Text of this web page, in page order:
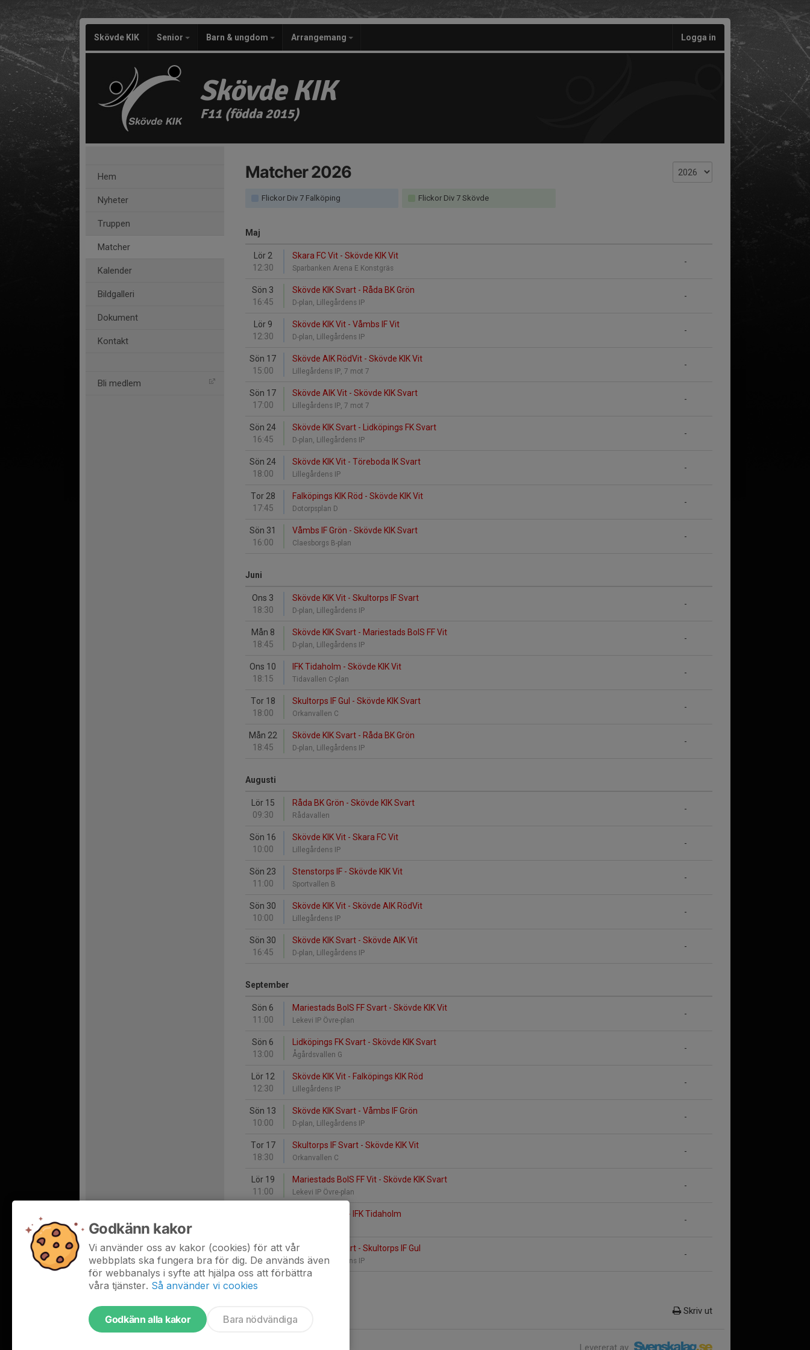
Skövde KIK Senior Barn & ungdom Arrangemang Logga in
Skövde KIK
F11 (födda 2015)
Hem
Nyheter
Truppen
Matcher
Kalender
Bildgalleri
Dokument
Kontakt
Bli medlem
Matcher 2026
Flickor Div 7 Falköping Flickor Div 7 Skövde
Maj
Lör 2
12:30
-
Skara FC Vit - Skövde KIK Vit
Sparbanken Arena E Konstgräs
Sön 3
16:45
-
Skövde KIK Svart - Råda BK Grön
D-plan, Lillegårdens IP
Lör 9
12:30
-
Skövde KIK Vit - Våmbs IF Vit
D-plan, Lillegårdens IP
Sön 17
15:00
-
Skövde AIK RödVit - Skövde KIK Vit
Lillegårdens IP, 7 mot 7
Sön 17
17:00
-
Skövde AIK Vit - Skövde KIK Svart
Lillegårdens IP, 7 mot 7
Sön 24
16:45
-
Skövde KIK Svart - Lidköpings FK Svart
D-plan, Lillegårdens IP
Sön 24
18:00
-
Skövde KIK Vit - Töreboda IK Svart
Lillegårdens IP
Tor 28
17:45
-
Falköpings KIK Röd - Skövde KIK Vit
Dotorpsplan D
Sön 31
16:00
-
Våmbs IF Grön - Skövde KIK Svart
Claesborgs B-plan
Juni
Ons 3
18:30
-
Skövde KIK Vit - Skultorps IF Svart
D-plan, Lillegårdens IP
Mån 8
18:45
-
Skövde KIK Svart - Mariestads BoIS FF Vit
D-plan, Lillegårdens IP
Ons 10
18:15
-
IFK Tidaholm - Skövde KIK Vit
Tidavallen C-plan
Tor 18
18:00
-
Skultorps IF Gul - Skövde KIK Svart
Orkanvallen C
Mån 22
18:45
-
Skövde KIK Svart - Råda BK Grön
D-plan, Lillegårdens IP
Augusti
Lör 15
09:30
-
Råda BK Grön - Skövde KIK Svart
Rådavallen
Sön 16
10:00
-
Skövde KIK Vit - Skara FC Vit
Lillegårdens IP
Sön 23
11:00
-
Stenstorps IF - Skövde KIK Vit
Sportvallen B
Sön 30
10:00
-
Skövde KIK Vit - Skövde AIK RödVit
Lillegårdens IP
Sön 30
16:45
-
Skövde KIK Svart - Skövde AIK Vit
D-plan, Lillegårdens IP
September
Sön 6
11:00
-
Mariestads BoIS FF Svart - Skövde KIK Vit
Lekevi IP Övre-plan
Sön 6
13:00
-
Lidköpings FK Svart - Skövde KIK Svart
Ågårdsvallen G
Lör 12
12:30
-
Skövde KIK Vit - Falköpings KIK Röd
Lillegårdens IP
Sön 13
10:00
-
Skövde KIK Svart - Våmbs IF Grön
D-plan, Lillegårdens IP
Tor 17
18:30
-
Skultorps IF Svart - Skövde KIK Vit
Orkanvallen C
Lör 19
11:00
-
Mariestads BoIS FF Vit - Skövde KIK Svart
Lekevi IP Övre-plan
-
Skövde KIK Vit - IFK Tidaholm
Sön 27
10:00
-
Skövde KIK Svart - Skultorps IF Gul
D-plan, Lillegårdens IP
Skriv ut
Levererat av
Godkänn kakor
Vi använder oss av kakor (cookies) för att vår
webbplats ska fungera bra för dig. De används även
för webbanalys i syfte att hjälpa oss att förbättra
våra tjänster. Så använder vi cookies
Godkänn alla kakor Bara nödvändiga